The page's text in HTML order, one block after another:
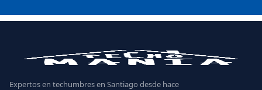
Expertos en techumbres en Santiago desde hace